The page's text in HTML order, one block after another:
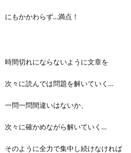
にもかかわらず…満点！
時間切れにならないように文章を
次々に読んでは問題を解いていく…
一問一問間違いはないか、
次々に確かめながら解いていく…
そのように全力で集中し続けなければ